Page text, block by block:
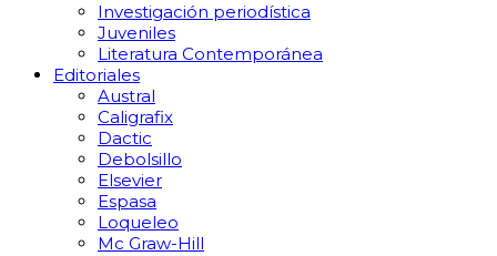
Investigación periodística
Juveniles
Literatura Contemporánea
Editoriales
Austral
Caligrafix
Dactic
Debolsillo
Elsevier
Espasa
Loqueleo
Mc Graw-Hill